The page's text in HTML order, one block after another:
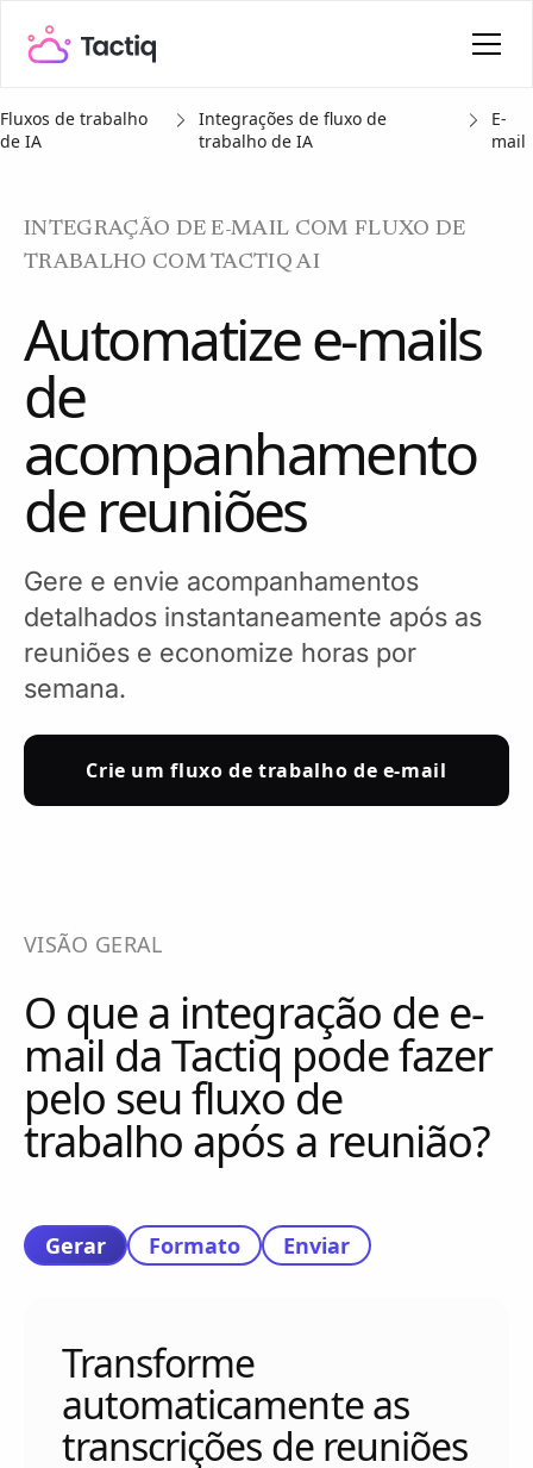
Fluxos de trabalho
de IA
Integrações de fluxo de
trabalho de IA
E-
mail
INTEGRAÇÃO DE E-MAIL COM FLUXO DE
TRABALHO COM TACTIQ AI
Automatize e-mails
de
acompanhamento
de reuniões
Gere e envie acompanhamentos
detalhados instantaneamente após as
reuniões e economize horas por
semana.
Crie um fluxo de trabalho de e-mail
VISÃO GERAL
O que a integração de e-
mail da Tactiq pode fazer
pelo seu fluxo de
trabalho após a reunião?
Gerar Formato Enviar
Transforme
automaticamente as
transcrições de reuniões